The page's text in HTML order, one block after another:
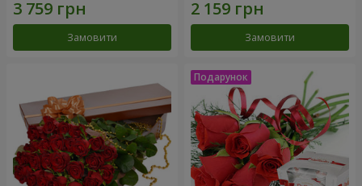
Замовити Замовити